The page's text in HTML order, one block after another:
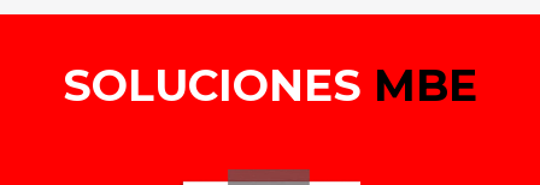
SOLUCIONES MBE